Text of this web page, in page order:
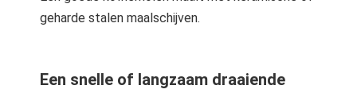
geharde stalen maalschijven.
Een snelle of langzaam draaiende